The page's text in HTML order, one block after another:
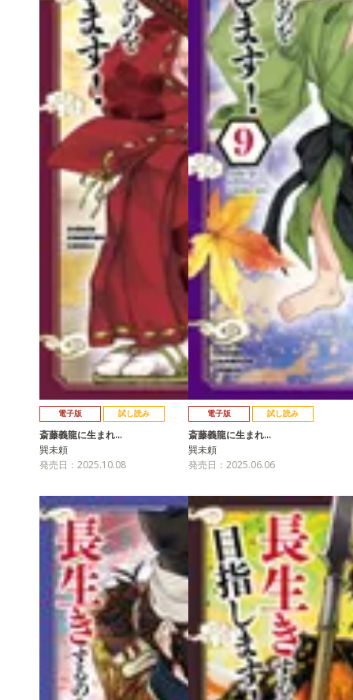
電子版 試し読み
斎藤義龍に生まれ…
巽未頼
発売日：2025.10.08
電子版 試し読み
斎藤義龍に生まれ…
巽未頼
発売日：2025.06.06